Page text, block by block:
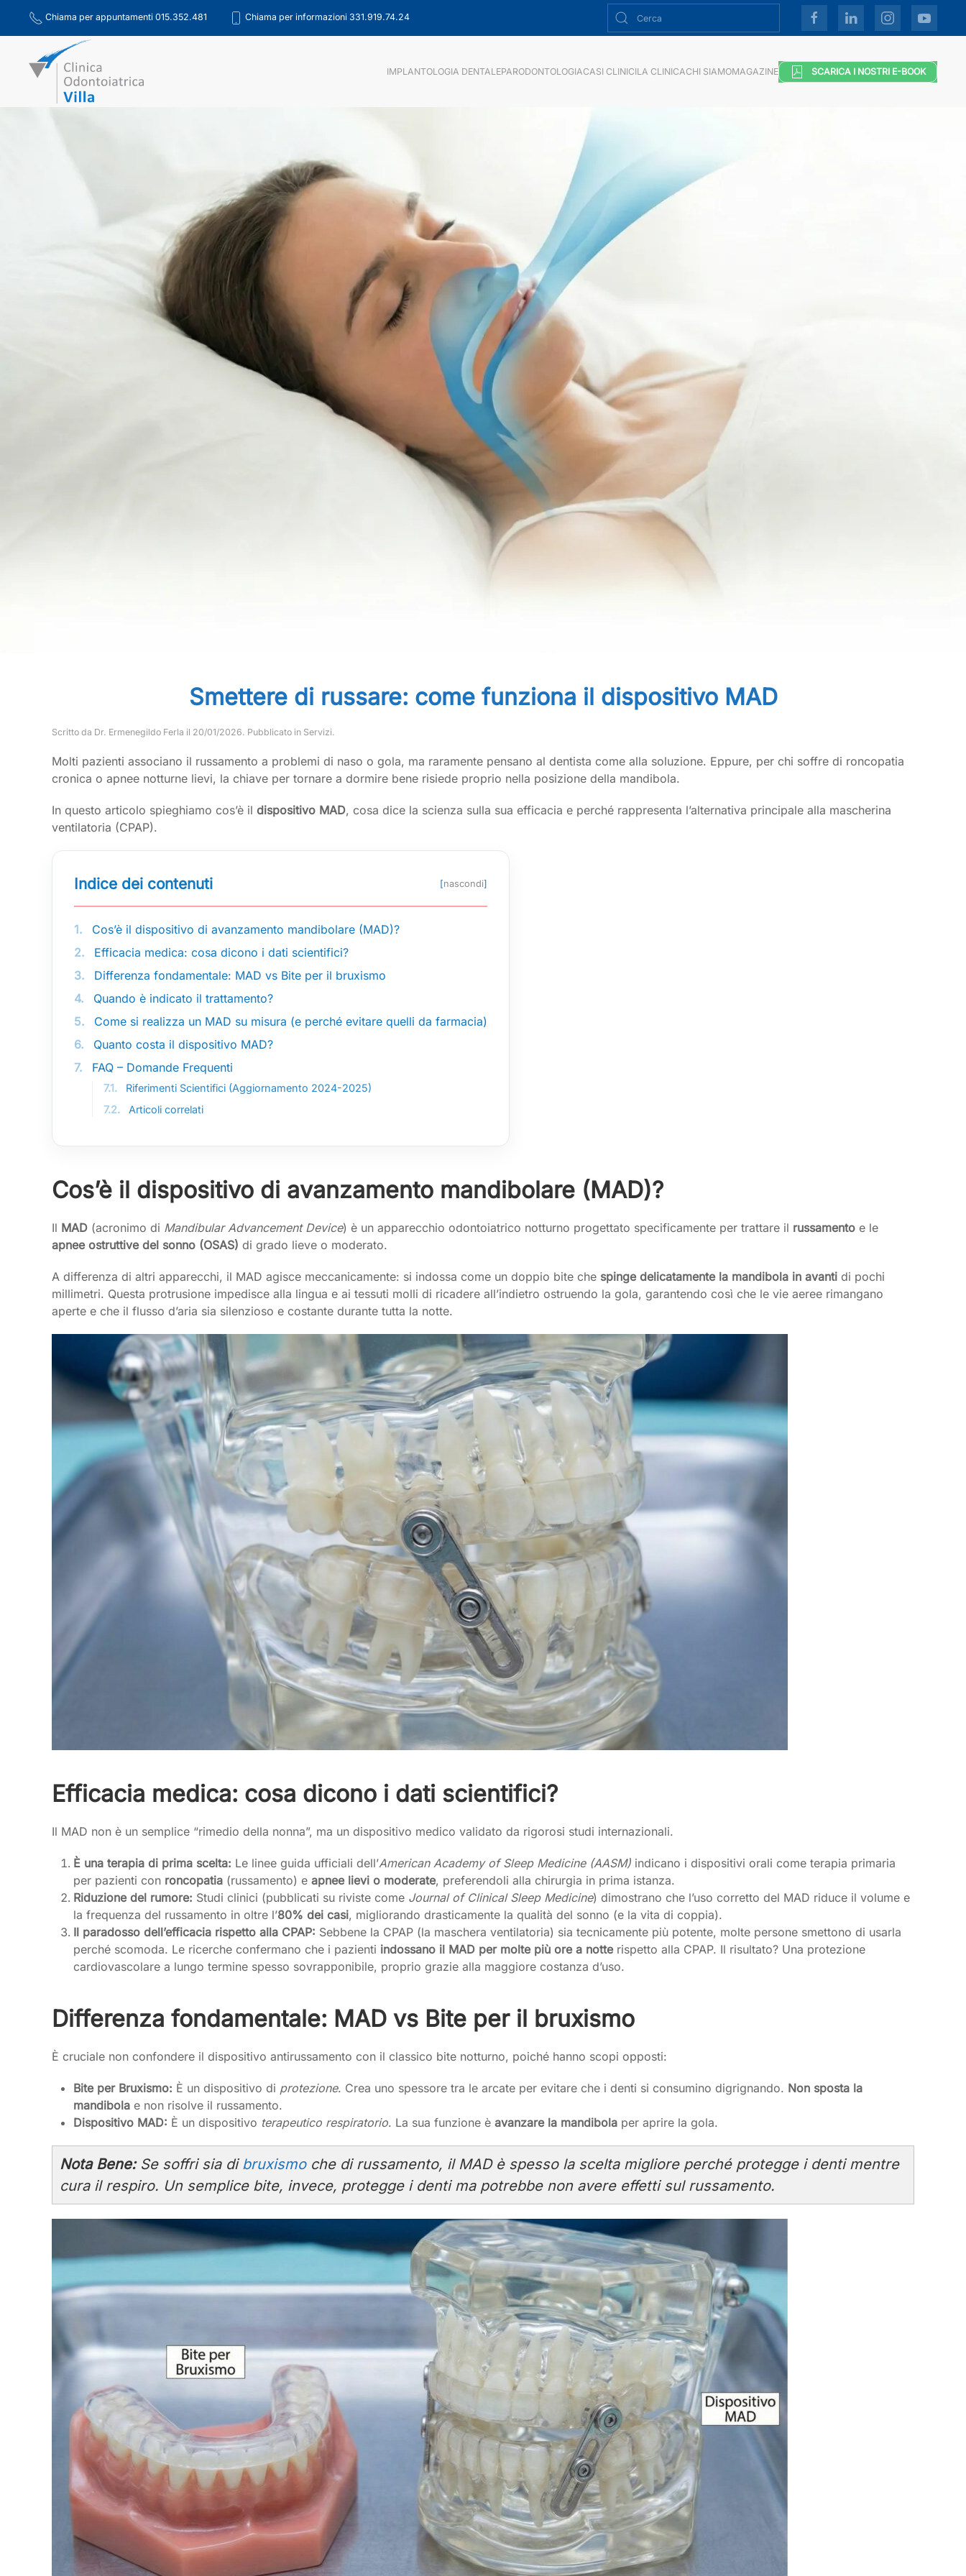
Skip to main content
Chiama per appuntamenti 015.352.481 Chiama per informazioni 331.919.74.24
IMPLANTOLOGIA DENTALEPARODONTOLOGIACASI CLINICILA CLINICACHI SIAMOMAGAZINE SCARICA I NOSTRI E-BOOK
Smettere di russare: come funziona il dispositivo MAD
Scritto da Dr. Ermenegildo Ferla il 20/01/2026. Pubblicato in Servizi.
Molti pazienti associano il russamento a problemi di naso o gola, ma raramente pensano al dentista come alla soluzione. Eppure, per chi soffre di roncopatia
cronica o apnee notturne lievi, la chiave per tornare a dormire bene risiede proprio nella posizione della mandibola.
In questo articolo spieghiamo cos’è il dispositivo MAD, cosa dice la scienza sulla sua efficacia e perché rappresenta l’alternativa principale alla mascherina
ventilatoria (CPAP).
Indice dei contenuti [nascondi]
1.
Cos’è il dispositivo di avanzamento mandibolare (MAD)?
2.
Efficacia medica: cosa dicono i dati scientifici?
3.
Differenza fondamentale: MAD vs Bite per il bruxismo
4.
Quando è indicato il trattamento?
5.
Come si realizza un MAD su misura (e perché evitare quelli da farmacia)
6.
Quanto costa il dispositivo MAD?
7.
FAQ – Domande Frequenti
7.1.
Riferimenti Scientifici (Aggiornamento 2024-2025)
7.2.
Articoli correlati
Cos’è il dispositivo di avanzamento mandibolare (MAD)?
Il MAD (acronimo di Mandibular Advancement Device) è un apparecchio odontoiatrico notturno progettato specificamente per trattare il russamento e le
apnee ostruttive del sonno (OSAS) di grado lieve o moderato.
A differenza di altri apparecchi, il MAD agisce meccanicamente: si indossa come un doppio bite che spinge delicatamente la mandibola in avanti di pochi
millimetri. Questa protrusione impedisce alla lingua e ai tessuti molli di ricadere all’indietro ostruendo la gola, garantendo così che le vie aeree rimangano
aperte e che il flusso d’aria sia silenzioso e costante durante tutta la notte.
Efficacia medica: cosa dicono i dati scientifici?
Il MAD non è un semplice “rimedio della nonna”, ma un dispositivo medico validato da rigorosi studi internazionali.
È una terapia di prima scelta: Le linee guida ufficiali dell’American Academy of Sleep Medicine (AASM) indicano i dispositivi orali come terapia primaria
per pazienti con roncopatia (russamento) e apnee lievi o moderate, preferendoli alla chirurgia in prima istanza.
Riduzione del rumore: Studi clinici (pubblicati su riviste come Journal of Clinical Sleep Medicine) dimostrano che l’uso corretto del MAD riduce il volume e
la frequenza del russamento in oltre l’80% dei casi, migliorando drasticamente la qualità del sonno (e la vita di coppia).
Il paradosso dell’efficacia rispetto alla CPAP: Sebbene la CPAP (la maschera ventilatoria) sia tecnicamente più potente, molte persone smettono di usarla
perché scomoda. Le ricerche confermano che i pazienti indossano il MAD per molte più ore a notterispetto alla CPAP. Il risultato? Una protezione
cardiovascolare a lungo termine spesso sovrapponibile, proprio grazie alla maggiore costanza d’uso.
Differenza fondamentale: MAD vs Bite per il bruxismo
È cruciale non confondere il dispositivo antirussamento con il classico bite notturno, poiché hanno scopi opposti:
Bite per Bruxismo: È un dispositivo di protezione. Crea uno spessore tra le arcate per evitare che i denti si consumino digrignando. Non sposta la
mandibola e non risolve il russamento.
Dispositivo MAD: È un dispositivo terapeutico respiratorio. La sua funzione è avanzare la mandibola per aprire la gola.
Nota Bene:Se soffri sia di bruxismoche di russamento, il MAD è spesso la scelta migliore perché protegge i denti mentre
cura il respiro. Un semplice bite, invece, protegge i denti ma potrebbe non avere effetti sul russamento.